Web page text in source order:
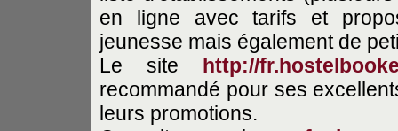
en ligne avec tarifs et
jeunesse mais également de
Le site http://
recommandé pour ses
leurs promotions.